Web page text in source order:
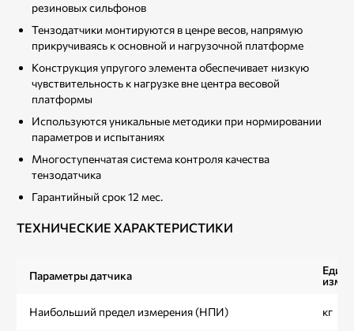
резиновых сильфонов
Тензодатчики монтируются в ценре весов, напрямую
прикручиваясь к основной и нагрузочной платформе
Конструкция упругого элемента обеспечивает низкую
чувствительность к нагрузке вне центра весовой
платформы
Используются уникальные методики при нормировании
параметров и испытаниях
Многоступенчатая система контроля качества
тензодатчика
Гарантийный срок 12 мес.
ТЕХНИЧЕСКИЕ ХАРАКТЕРИСТИКИ
Параметры датчика
Наибольший предел измерения (НПИ) кг